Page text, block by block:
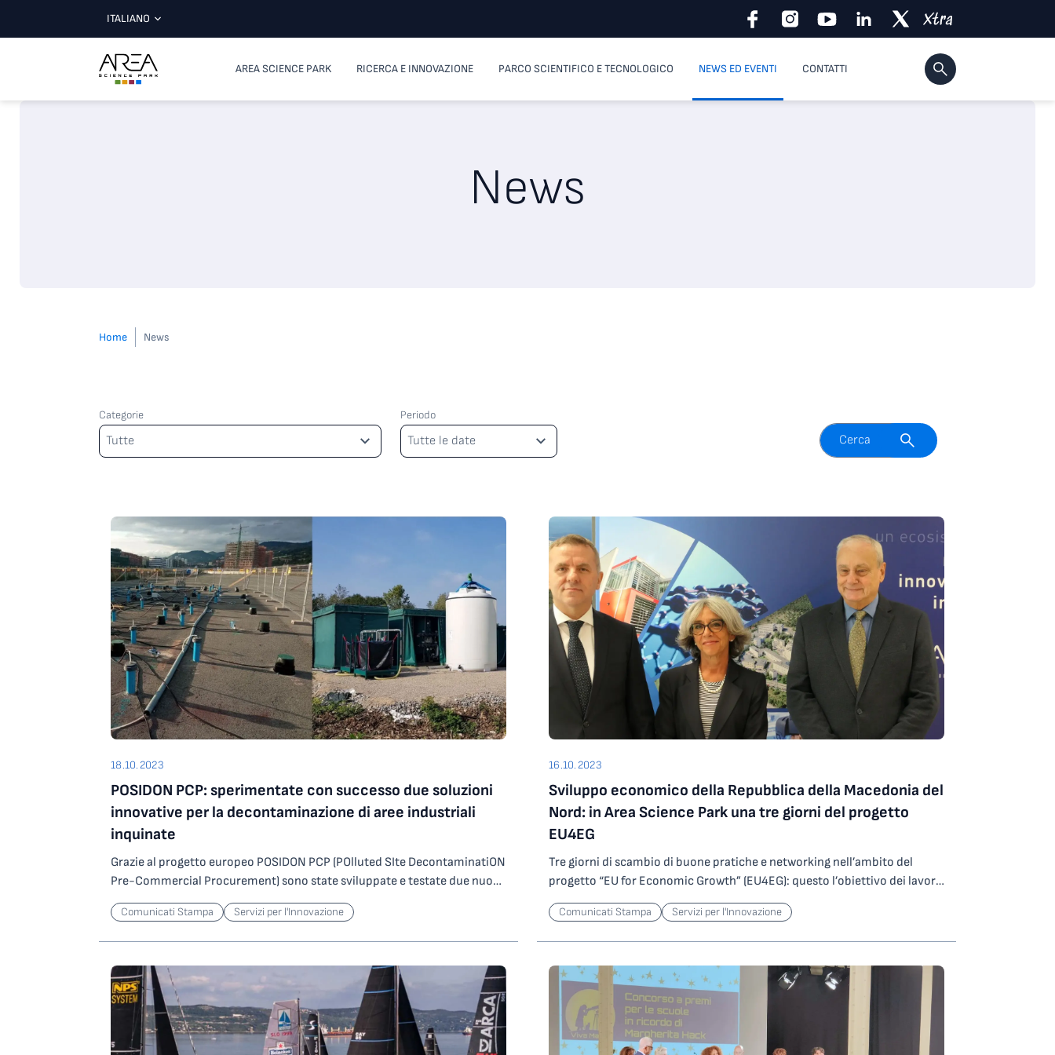
ITALIANO
AREA SCIENCE PARK RICERCA E INNOVAZIONE PARCO SCIENTIFICO E TECNOLOGICO NEWS ED EVENTI CONTATTI
News
Home News
Categorie
Categorie
Tutte
Periodo
Periodo
Tutte le date
Attiva il campo di ricercaCerca
18.10.2023
POSIDON PCP: sperimentate con successo due soluzioni
innovative per la decontaminazione di aree industriali
inquinate
Grazie al progetto europeo POSIDON PCP (POlluted SIte DecontaminatiON
Pre-Commercial Procurement) sono state sviluppate e testate due nuove
tecnologie per la decontaminazione di suoli in aree industriali inquinate
dismesse. I risultati delle sperimentazioni dell’ultima fase della procedura
competitiva, finalizzata all’acquisto di servizi di ricerca e sviluppo, sono
ottobre a Bilbao, in Spagna. POSIDON, finanziato dal programma Horizon
2020 dell’Unione Europea e coordinato da Area Science Park, nasce con
l’obiettivo di indirizzare dal lato della domanda pubblica, lo sviluppo di
nuove soluzioni non ancora presenti sul mercato.< Il progetto ha
aggregato 5 committenti europei, proprietari/gestori dei siti inquinati,
Comunicati Stampa Servizi per l'Innovazione
16.10.2023
Sviluppo economico della Repubblica della Macedonia del
Nord: in Area Science Park una tre giorni del progetto
EU4EG
Tre giorni di scambio di buone pratiche e networking nell’ambito del
progetto “EU for Economic Growth” (EU4EG): questo l’obiettivo dei lavori
che dal 16 al 18 ottobre vedono nel Centro Congressi di Area Science
Park agenzie territoriali a supporto delle imprese, stakeholder
istituzionali e imprese parlare dello sviluppo economico della Repubblica
stati Caterina Petrillo, Presidente di Area Science Park, Roberto
Antonione, Segretario generale della Central European Initiative (CEI),
e Vesel Memedi, Ambasciatore in Italia della Repubblica della Macedonia
del Nord. EU4EG, partito nel 2021 e della durata di 48 mesi, ha come
obiettivo il rafforzamento del sistema economico della Macedonia del
Comunicati Stampa Servizi per l'Innovazione